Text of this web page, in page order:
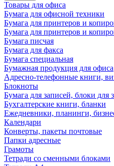
Товары для офиса
Бумага для офисной техники
Бумага для принтеров и
Бумага для принтеров и
Бумага писчая
Бумага для факса
Бумага специальная
Бумажная продукция для офиса
Адресно-телефонные книги,
Блокноты
Бумага для записей, блоки для
Бухгалтерские книги, бланки
Ежедневники, планинги,
Календари
Конверты, пакеты почтовые
Папки адресные
Грамоты
Тетради со сменными блоками